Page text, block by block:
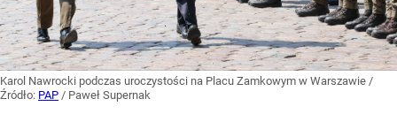
Karol Nawrocki podczas uroczystości na Placu Zamkowym w Warszawie /
Źródło: PAP / Paweł Supernak